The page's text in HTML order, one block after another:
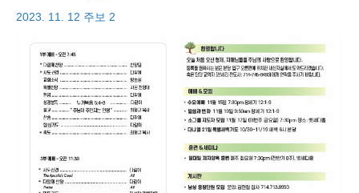
2023. 11. 12 주보 2